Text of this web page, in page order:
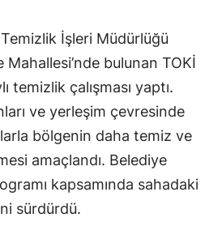
İşleri Müdürlüğü
bulunan TOKİ
temizlik çalışması yaptı.
ve yerleşim çevresinde
bölgenin daha temiz ve
amaçlandı. Belediye
kapsamında sahadaki
sürdürdü.